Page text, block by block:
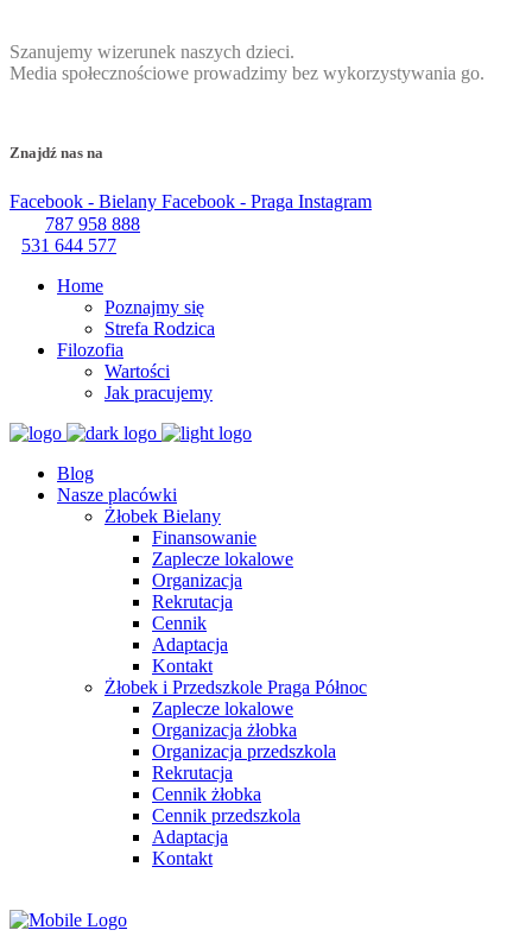
Szanujemy wizerunek naszych dzieci.
Media społecznościowe prowadzimy bez wykorzystywania go.
Znajdź nas na
Facebook - Bielany Facebook - Praga Instagram
787 958 888
531 644 577
Home
Poznajmy się
Strefa Rodzica
Filozofia
Wartości
Jak pracujemy
Blog
Nasze placówki
Żłobek Bielany
Finansowanie
Zaplecze lokalowe
Organizacja
Rekrutacja
Cennik
Adaptacja
Kontakt
Żłobek i Przedszkole Praga Północ
Zaplecze lokalowe
Organizacja żłobka
Organizacja przedszkola
Rekrutacja
Cennik żłobka
Cennik przedszkola
Adaptacja
Kontakt